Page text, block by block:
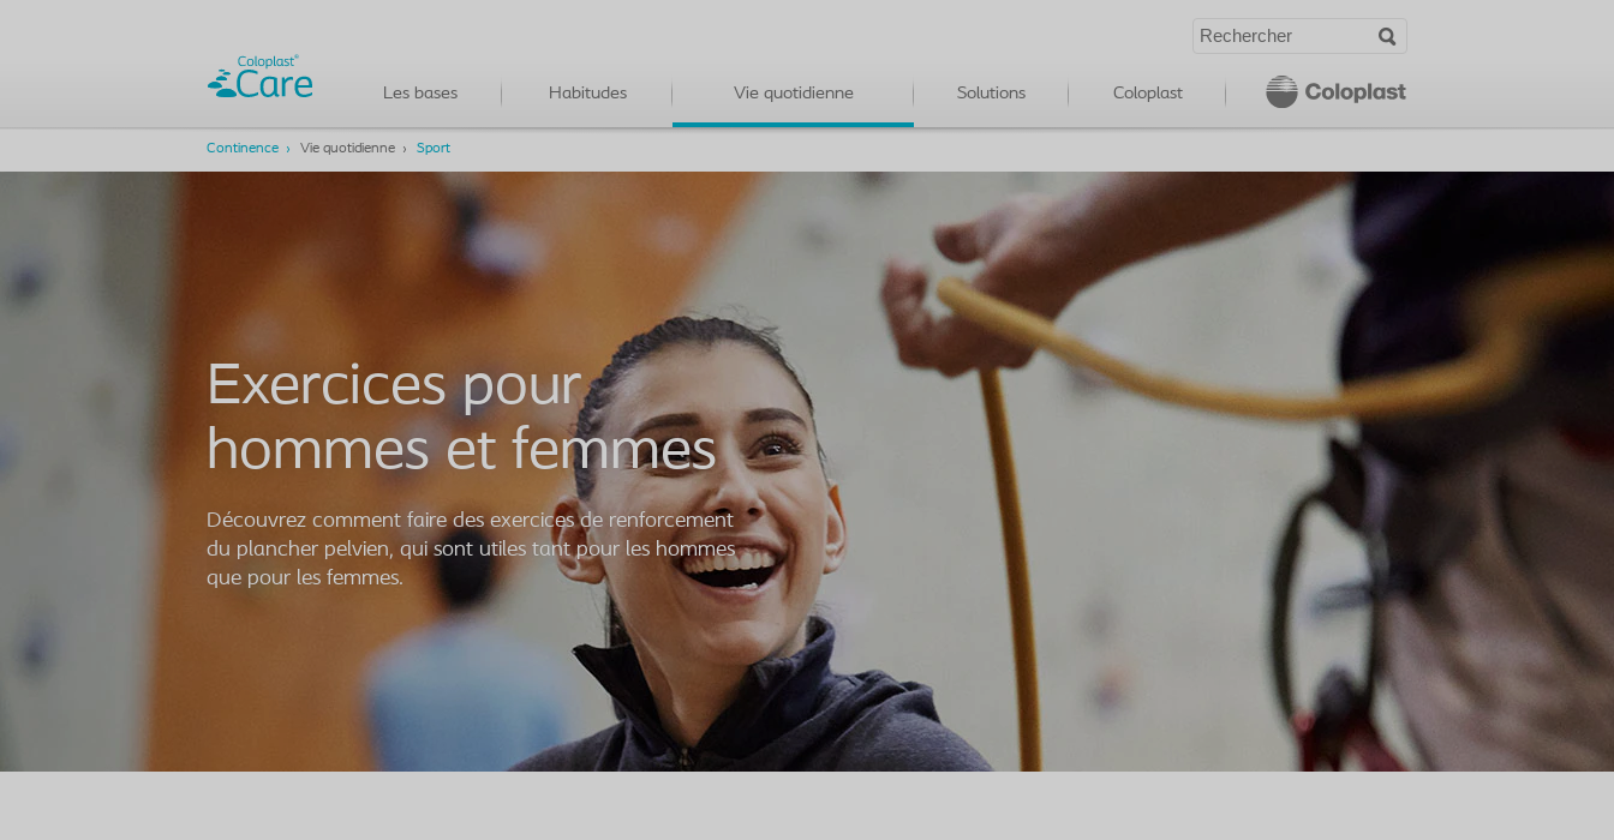
Les bases Habitudes Vie quotidienne Solutions Coloplast
Continence Vie quotidienne Sport
Exercices pour
hommes et femmes
Découvrez comment faire des exercices de renforcement
du plancher pelvien, qui sont utiles tant pour les hommes
que pour les femmes.